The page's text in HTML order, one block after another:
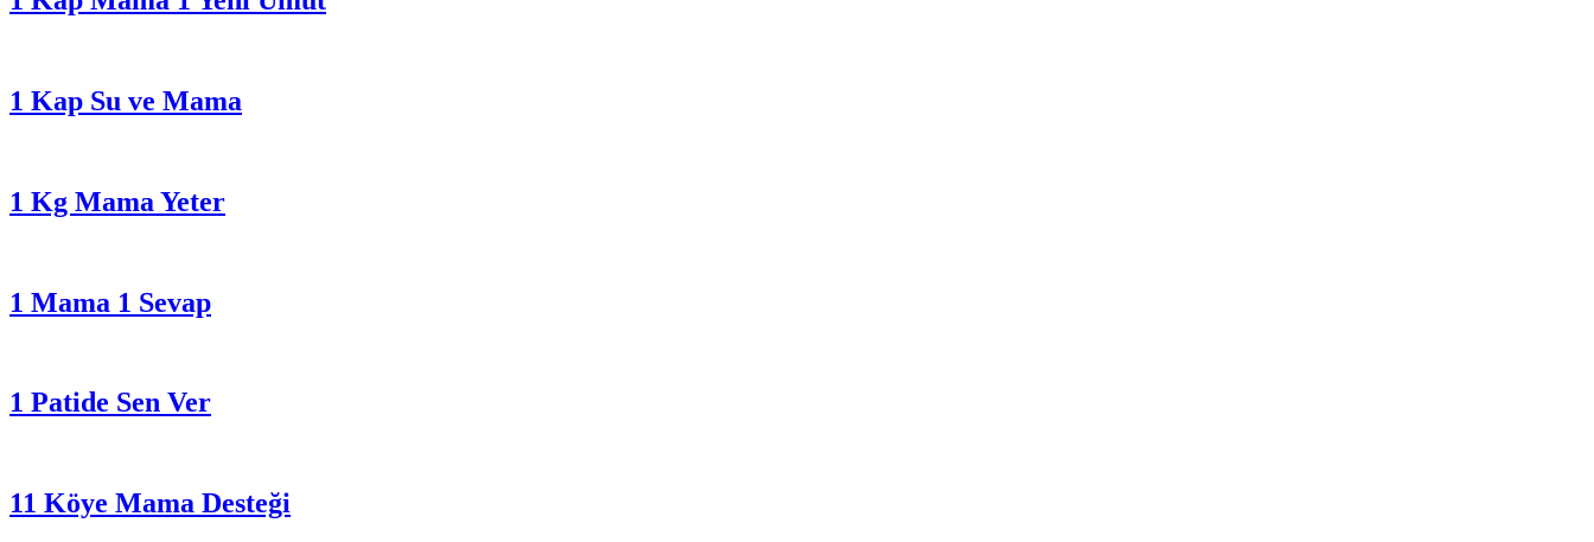
1 Kap Su ve Mama
1 Kg Mama Yeter
1 Mama 1 Sevap
1 Patide Sen Ver
11 Köye Mama Desteği